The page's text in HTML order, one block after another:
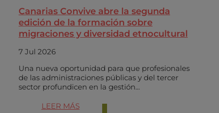
Canarias Convive abre la segunda
edición de la formación sobre
migraciones y diversidad etnocultural
7 Jul 2026
Una nueva oportunidad para que profesionales
de las administraciones públicas y del tercer
sector profundicen en la gestión...
LEER MÁS